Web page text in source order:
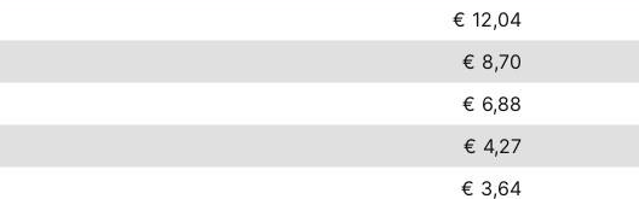
€ 12,04
€ 8,70
€ 6,88
€ 4,27
€ 3,64